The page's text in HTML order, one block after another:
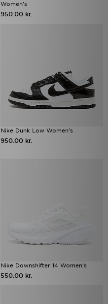
Women's
950.00 kr.
Nike Dunk Low Women's
950.00 kr.
Nike Downshifter 14 Women's
550.00 kr.